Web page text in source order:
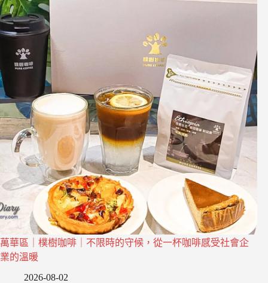
萬華區｜樸樹咖啡｜不限時的守候，從一杯咖啡感受社會企
業的溫暖
2026-08-02